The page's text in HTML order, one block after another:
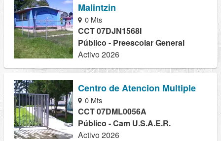
Malintzin
0 Mts
CCT 07DJN1568I
Público - Preescolar General
Activo 2026
Centro de Atencion Multiple
0 Mts
CCT 07DML0056A
Público - Cam U.S.A.E.R.
Activo 2026